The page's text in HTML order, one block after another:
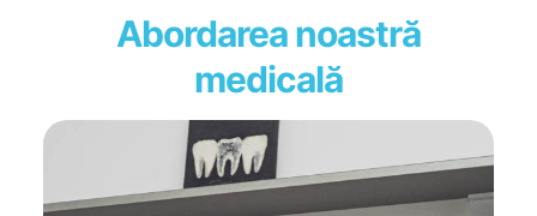
Abordarea noastră
medicală